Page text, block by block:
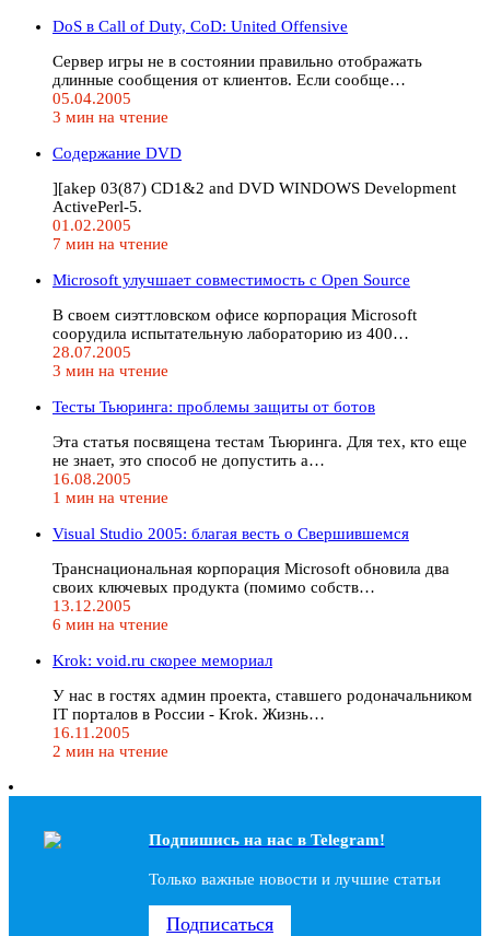
DoS в Call of Duty, CoD: United Offensive
Сервер игры не в состоянии правильно отображать
длинные сообщения от клиентов. Если сообще…
05.04.2005
3 мин на чтение
Содержание DVD
][akep 03(87) CD1&2 and DVD WINDOWS Development
ActivePerl-5.
01.02.2005
7 мин на чтение
Microsoft улучшает совместимость с Open Source
В своем сиэттловском офисе корпорация Microsoft
соорудила испытательную лабораторию из 400…
28.07.2005
3 мин на чтение
Тесты Тьюринга: проблемы защиты от ботов
Эта статья посвящена тестам Тьюринга. Для тех, кто еще
не знает, это способ не допустить а…
16.08.2005
1 мин на чтение
Visual Studio 2005: благая весть о Свершившемся
Транснациональная корпорация Microsoft обновила два
своих ключевых продукта (помимо собств…
13.12.2005
6 мин на чтение
Krok: void.ru скорее мемориал
У нас в гостях админ проекта, ставшего родоначальником
IT порталов в России - Krok. Жизнь…
16.11.2005
2 мин на чтение
Подпишись на наc в Telegram!
Только важные новости и лучшие статьи
Подписаться